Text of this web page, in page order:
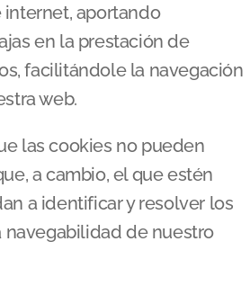
aportando
en la prestación de
facilitándole la navegación
web.
las cookies no pueden
a cambio, el que estén
a identificar y resolver los
navegabilidad de nuestro